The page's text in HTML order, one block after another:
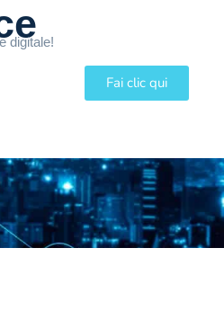
digitale!
Fai clic qui